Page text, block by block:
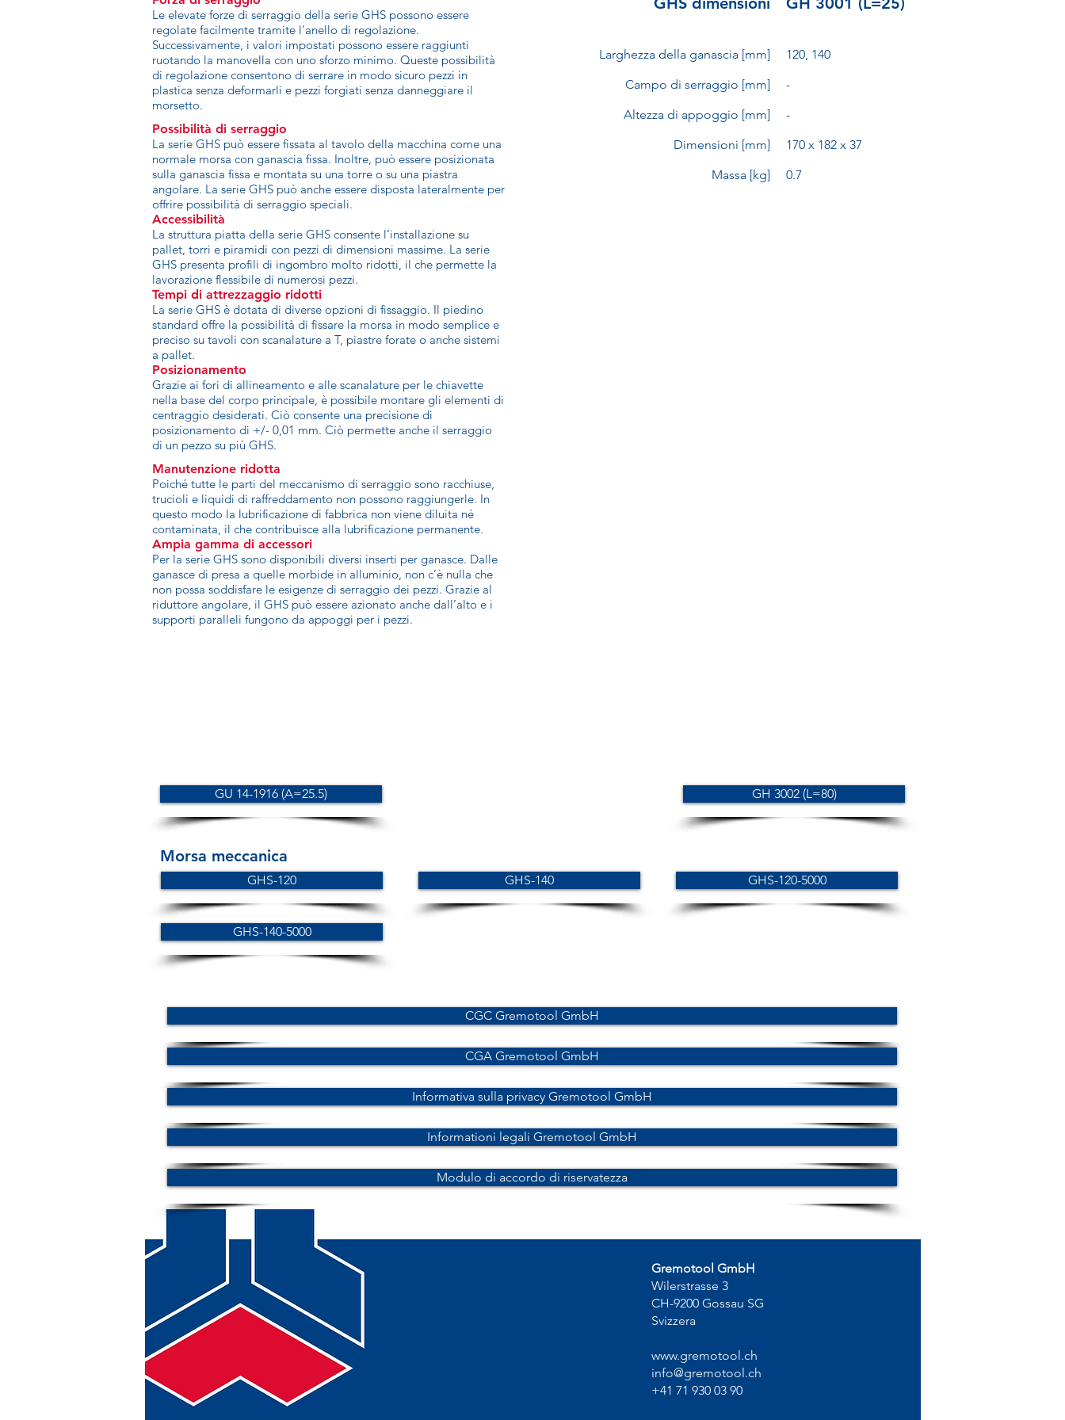
Le elevate forze di serraggio della serie GHS possono essere
regolate facilmente tramite l’anello di regolazione.
Successivamente, i valori impostati possono essere raggiunti
ruotando la manovella con uno sforzo minimo. Queste possibilità
di regolazione consentono di serrare in modo sicuro pezzi in
plastica senza deformarli e pezzi forgiati senza danneggiare il
morsetto.
Possibilità di serraggio
La serie GHS può essere fissata al tavolo della macchina come una
normale morsa con ganascia fissa. Inoltre, può essere posizionata
sulla ganascia fissa e montata su una torre o su una piastra
angolare. La serie GHS può anche essere disposta lateralmente per
offrire possibilità di serraggio speciali.
Accessibilità
La struttura piatta della serie GHS consente l’installazione su
pallet, torri e piramidi con pezzi di dimensioni massime. La serie
GHS presenta profili di ingombro molto ridotti, il che permette la
lavorazione flessibile di numerosi pezzi.
Tempi di attrezzaggio ridotti
La serie GHS è dotata di diverse opzioni di fissaggio. Il piedino
standard offre la possibilità di fissare la morsa in modo semplice e
preciso su tavoli con scanalature a T, piastre forate o anche sistemi
a pallet.
Posizionamento
Grazie ai fori di allineamento e alle scanalature per le chiavette
nella base del corpo principale, è possibile montare gli elementi di
centraggio desiderati. Ciò consente una precisione di
posizionamento di +/- 0,01 mm. Ciò permette anche il serraggio
di un pezzo su più GHS.
Manutenzione ridotta
Poiché tutte le parti del meccanismo di serraggio sono racchiuse,
trucioli e liquidi di raffreddamento non possono raggiungerle. In
questo modo la lubrificazione di fabbrica non viene diluita né
contaminata, il che contribuisce alla lubrificazione permanente.
Ampia gamma di accessori
Per la serie GHS sono disponibili diversi inserti per ganasce. Dalle
ganasce di presa a quelle morbide in alluminio, non c’è nulla che
non possa soddisfare le esigenze di serraggio dei pezzi. Grazie al
riduttore angolare, il GHS può essere azionato anche dall’alto e i
supporti paralleli fungono da appoggi per i pezzi.
Larghezza della ganascia [mm]
Campo di serraggio [mm]
Altezza di appoggio [mm]
Dimensioni [mm]
Massa [kg]
120, 140
-
-
170 x 182 x 37
0.7
GU 14-1916 (A=25.5) GH 3002 (L=80)
Morsa meccanica
GHS-120
GHS-140-5000
GHS-140 GHS-120-5000
Gremotool GmbH
Wilerstrasse 3
CH-9200 Gossau SG
Svizzera
www.gremotool.ch
info@gremotool.ch
+41 71 930 03 90
CGC Gremotool GmbH
CGA Gremotool GmbH
Informativa sulla privacy Gremotool GmbH
Informationi legali Gremotool GmbH
Modulo di accordo di riservatezza